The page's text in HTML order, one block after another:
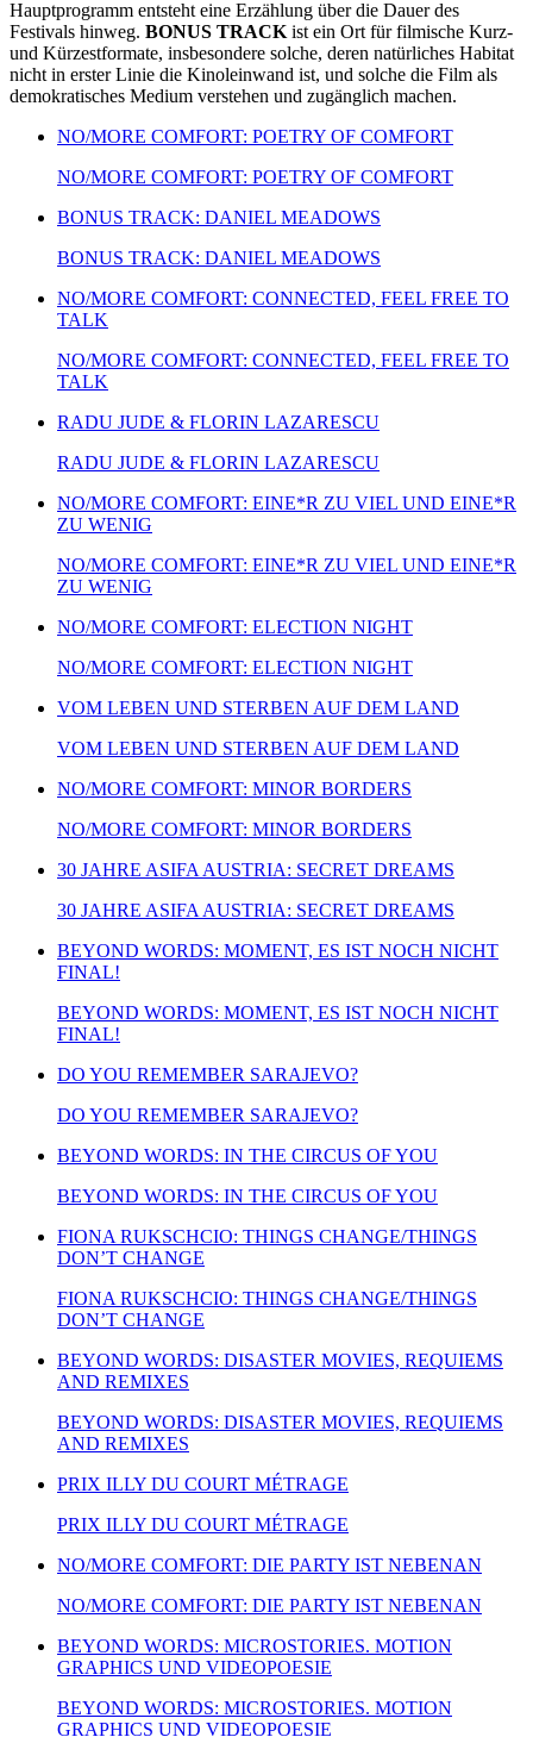
Hauptprogramm entsteht eine Erzählung über die Dauer des
Festivals hinweg. BONUS TRACK ist ein Ort für filmische Kurz-
und Kürzestformate, insbesondere solche, deren natürliches Habitat
nicht in erster Linie die Kinoleinwand ist, und solche die Film als
demokratisches Medium verstehen und zugänglich machen.
NO/MORE COMFORT: POETRY OF COMFORT
NO/MORE COMFORT: POETRY OF COMFORT
BONUS TRACK: DANIEL MEADOWS
BONUS TRACK: DANIEL MEADOWS
NO/MORE COMFORT: CONNECTED, FEEL FREE TO
TALK
NO/MORE COMFORT: CONNECTED, FEEL FREE TO
TALK
RADU JUDE & FLORIN LAZARESCU
RADU JUDE & FLORIN LAZARESCU
NO/MORE COMFORT: EINE*R ZU VIEL UND EINE*R
ZU WENIG
NO/MORE COMFORT: EINE*R ZU VIEL UND EINE*R
ZU WENIG
NO/MORE COMFORT: ELECTION NIGHT
NO/MORE COMFORT: ELECTION NIGHT
VOM LEBEN UND STERBEN AUF DEM LAND
VOM LEBEN UND STERBEN AUF DEM LAND
NO/MORE COMFORT: MINOR BORDERS
NO/MORE COMFORT: MINOR BORDERS
30 JAHRE ASIFA AUSTRIA: SECRET DREAMS
30 JAHRE ASIFA AUSTRIA: SECRET DREAMS
BEYOND WORDS: MOMENT, ES IST NOCH NICHT
FINAL!
BEYOND WORDS: MOMENT, ES IST NOCH NICHT
FINAL!
DO YOU REMEMBER SARAJEVO?
DO YOU REMEMBER SARAJEVO?
BEYOND WORDS: IN THE CIRCUS OF YOU
BEYOND WORDS: IN THE CIRCUS OF YOU
FIONA RUKSCHCIO: THINGS CHANGE/THINGS
DON’T CHANGE
FIONA RUKSCHCIO: THINGS CHANGE/THINGS
DON’T CHANGE
BEYOND WORDS: DISASTER MOVIES, REQUIEMS
AND REMIXES
BEYOND WORDS: DISASTER MOVIES, REQUIEMS
AND REMIXES
PRIX ILLY DU COURT MÉTRAGE
PRIX ILLY DU COURT MÉTRAGE
NO/MORE COMFORT: DIE PARTY IST NEBENAN
NO/MORE COMFORT: DIE PARTY IST NEBENAN
BEYOND WORDS: MICROSTORIES. MOTION
GRAPHICS UND VIDEOPOESIE
BEYOND WORDS: MICROSTORIES. MOTION
GRAPHICS UND VIDEOPOESIE